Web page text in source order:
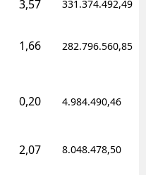
3,57 331.374.492,49
1,66 282.796.560,85
0,20 4.984.490,46
2,07 8.048.478,50